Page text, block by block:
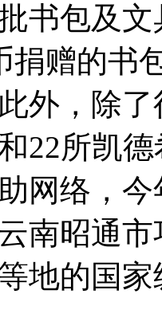
书包及
捐赠的书
外，除了
22所凯
网络，
南昭通
地的国